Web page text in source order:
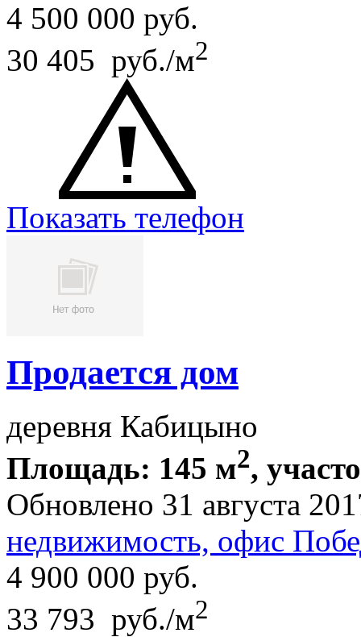
4 500 000 руб.
30 405 руб./м2
Показать телефон
Продается дом
деревня Кабицыно
Площадь: 145 м2,
Обновлено 31 августа
недвижимость, офис
4 900 000 руб.
33 793 руб./м2